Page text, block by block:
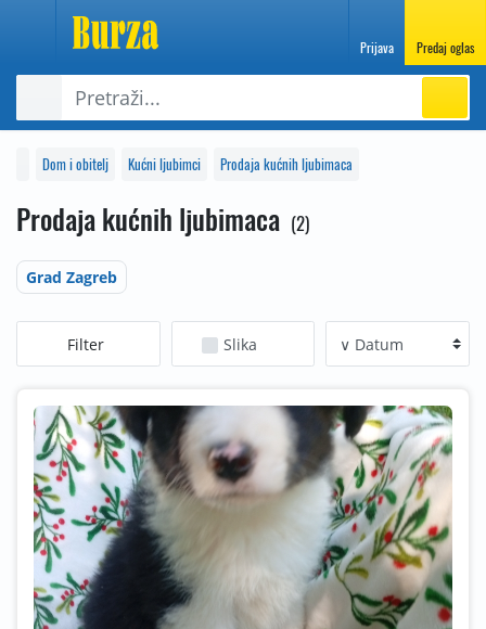
Prijava Predaj oglas
Dom i obitelj Kućni ljubimci Prodaja kućnih ljubimaca
Prodaja kućnih ljubimaca 2
Grad Zagreb
Filter Slika